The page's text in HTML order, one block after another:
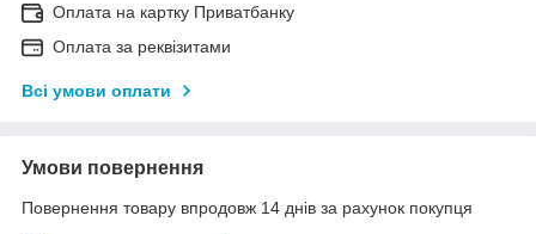
Оплата на картку Приватбанку
Оплата за реквізитами
Всі умови оплати
Умови повернення
Повернення товару впродовж 14 днів за рахунок покупця